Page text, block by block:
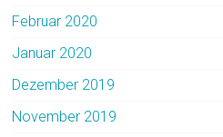
Februar 2020
Januar 2020
Dezember 2019
November 2019